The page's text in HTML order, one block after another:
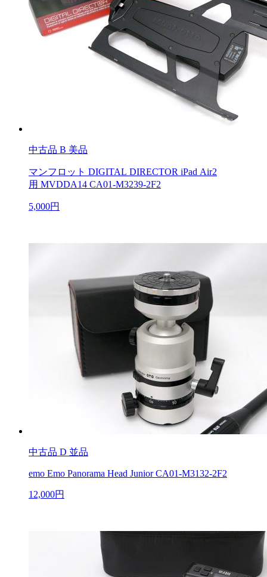
中古品 B 美品
マンフロット DIGITAL DIRECTOR iPad Air2
用 MVDDA14 CA01-M3239-2F2
5,000円
中古品 D 並品
emo Emo Panorama Head Junior CA01-M3132-2F2
12,000円